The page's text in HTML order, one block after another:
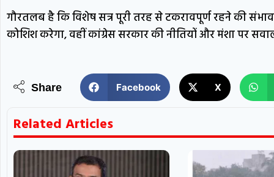
गौरतलब है कि विशेष सत्र पूरी तरह से टकरावपूर्ण रहने की
कोशिश करेगा, वहीं कांग्रेस सरकार की नीतियों और मंशा पर
Share Facebook X
Related Articles